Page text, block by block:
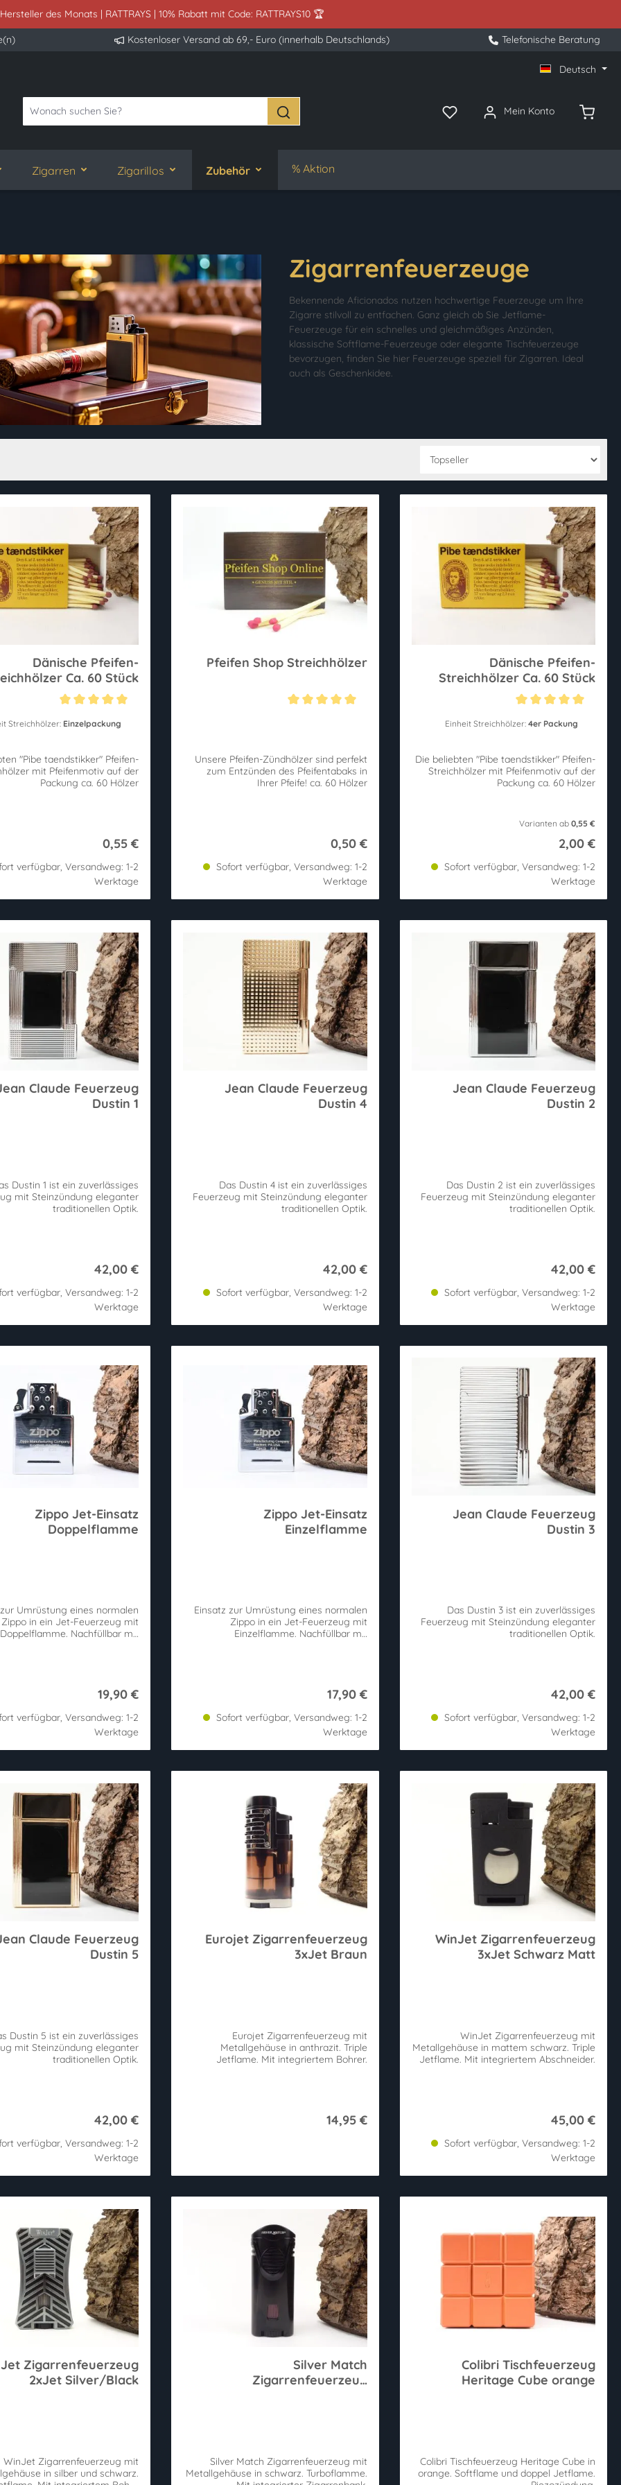
des Monats | RATTRAYS | 10% Rabatt mit Code: RATTRAYS10 🏆
Kostenloser Versand ab 69,- Euro (innerhalb Deutschlands) Telefonische Beratung
Deutsch
Mein Konto
Zigarren Zigarillos Zubehör % Aktion
Zigarrenfeuerzeuge
Bekennende Aficionados nutzen hochwertige Feuerzeuge um Ihre
Zigarre stilvoll zu entfachen. Ganz gleich ob Sie Jetflame-
Feuerzeuge für ein schnelles und gleichmäßiges Anzünden,
klassische Softflame-Feuerzeuge oder elegante Tischfeuerzeuge
bevorzugen, finden Sie hier Feuerzeuge speziell für Zigarren. Ideal
auch als Geschenkidee.
Dänische Pfeifen-
Ca. 60 Stück
Streichhölzer: Einzelpackung
"Pibe taendstikker" Pfeifen-
mit Pfeifenmotiv auf der
Packung ca. 60 Hölzer
0,55 €
verfügbar, Versandweg: 1-2
Werktage
Pfeifen Shop Streichhölzer
Unsere Pfeifen-Zündhölzer sind perfekt
zum Entzünden des Pfeifentabaks in
Ihrer Pfeife! ca. 60 Hölzer
0,50 €
Sofort verfügbar, Versandweg: 1-2
Werktage
Dänische Pfeifen-
Streichhölzer Ca. 60 Stück
Einheit Streichhölzer: 4er Packung
Die beliebten "Pibe taendstikker" Pfeifen-
Streichhölzer mit Pfeifenmotiv auf der
Packung ca. 60 Hölzer
Varianten ab0,55 €
2,00 €
Sofort verfügbar, Versandweg: 1-2
Werktage
Claude Feuerzeug
Dustin 1
Dustin 1 ist ein zuverlässiges
mit Steinzündung eleganter
traditionellen Optik.
42,00 €
verfügbar, Versandweg: 1-2
Werktage
Jean Claude Feuerzeug
Dustin 4
Das Dustin 4 ist ein zuverlässiges
Feuerzeug mit Steinzündung eleganter
traditionellen Optik.
42,00 €
Sofort verfügbar, Versandweg: 1-2
Werktage
Jean Claude Feuerzeug
Dustin 2
Das Dustin 2 ist ein zuverlässiges
Feuerzeug mit Steinzündung eleganter
traditionellen Optik.
42,00 €
Sofort verfügbar, Versandweg: 1-2
Werktage
Zippo Jet-Einsatz
Doppelflamme
Umrüstung eines normalen
Zippo in ein Jet-Feuerzeug mit
Doppelflamme. Nachfüllbar mit
19,90 €
verfügbar, Versandweg: 1-2
Werktage
Zippo Jet-Einsatz
Einzelflamme
Einsatz zur Umrüstung eines normalen
Zippo in ein Jet-Feuerzeug mit
Einzelflamme. Nachfüllbar mit
17,90 €
Sofort verfügbar, Versandweg: 1-2
Werktage
Jean Claude Feuerzeug
Dustin 3
Das Dustin 3 ist ein zuverlässiges
Feuerzeug mit Steinzündung eleganter
traditionellen Optik.
42,00 €
Sofort verfügbar, Versandweg: 1-2
Werktage
Claude Feuerzeug
Dustin 5
Dustin 5 ist ein zuverlässiges
mit Steinzündung eleganter
traditionellen Optik.
42,00 €
verfügbar, Versandweg: 1-2
Werktage
Eurojet Zigarrenfeuerzeug
3xJet Braun
Eurojet Zigarrenfeuerzeug mit
Metallgehäuse in anthrazit. Triple
Jetflame. Mit integriertem Bohrer.
14,95 €
WinJet Zigarrenfeuerzeug
3xJet Schwarz Matt
WinJet Zigarrenfeuerzeug mit
Metallgehäuse in mattem schwarz. Triple
Jetflame. Mit integriertem Abschneider.
45,00 €
Sofort verfügbar, Versandweg: 1-2
Werktage
Zigarrenfeuerzeug
2xJet Silver/Black
WinJet Zigarrenfeuerzeug mit
in silber und schwarz.
Silver Match
Zigarrenfeuerzeug
Silver Match Zigarrenfeuerzeug mit
Metallgehäuse in schwarz. Turboflamme.
Colibri Tischfeuerzeug
Heritage Cube orange
Colibri Tischfeuerzeug Heritage Cube in
orange. Softflame und doppel Jetflame.